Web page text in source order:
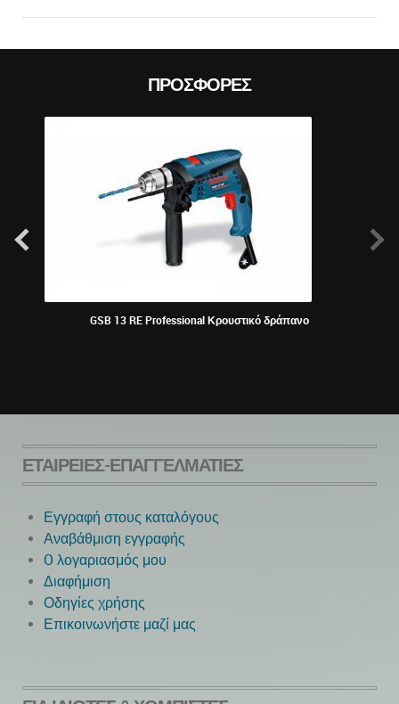
ΠΡΟΣΦΟΡΈΣ
GSB 13 RE Professional Κρουστικό δράπανο
Next
ΕΤΑΙΡΕΊΕΣ-ΕΠΑΓΓΕΛΜΑΤΊΕΣ
Εγγραφή στους καταλόγους
Αναβάθμιση εγγραφής
O λογαριασμός μου
Διαφήμιση
Οδηγίες χρήσης
Επικοινωνήστε μαζί μας